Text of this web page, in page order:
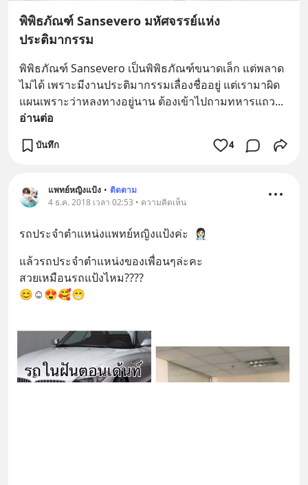
พิพิธภัณฑ์ Sansevero มหัศจรรย์แห่ง
ประติมากรรม
พิพิธภัณฑ์ Sansevero เป็นพิพิธภัณฑ์ขนาดเล็ก แต่พลาด
ไม่ได้ เพราะมีงานประติมากรรมเลื่องชื่ออยู่ แต่เรามาผิด
แผนเพราะว่าหลงทางอยู่นาน ต้องเข้าไปถามทหารแถว
อ่านต่อ
บันทึก 4
แพทย์หญิงแป้ง • ติดตาม
4 ธ.ค. 2018 เวลา 02:53 • ความคิดเห็น
รถประจำตำแหน่งแพทย์หญิงแป้งค่ะ  👩🏻‍⚕️
แล้วรถประจำตำแหน่งของเพื่อนๆล่ะคะ
สวยเหมือนรถแป้งไหม????
😊☺️😍🥰😁